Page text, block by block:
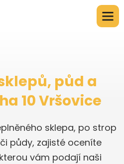
půd a
10 Vršovice
sklepa, po strop
půdy, zajisté oceníte
vám podají naši